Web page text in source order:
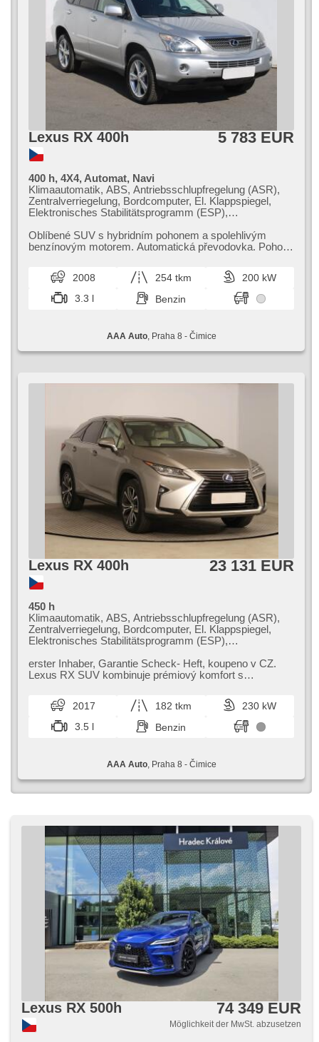
Fahrkamera, parkovací senzory přední, parkovací senzory
zadní, erfüllt 'EURO VI', Antrieb 4x4, Positionssitze,
Servolenkung, Vorderlichter LED, Scheibenwischersensor,
Lichtsensor, Reifendrucksensor, Sportfahrgestell,
Sportsitze, Tempomat, ventilovaná zadní sedadla,
Innenthermometer, volba jízdního režimu, beheizte Sitze,
vyhřívaná zadní sedadla, beheizte Lenkrad, Garantie, řazení
pádly pod volantem
Lexus RX 400h 5 783 EUR
400 h, 4X4, Automat, Navi
Klimaautomatik, ABS, Antriebsschlupfregelung (ASR),
Zentralverriegelung, Bordcomputer, El. Klappspiegel,
Elektronisches Stabilitätsprogramm (ESP),
Scheibenwischersensor, Anhängerkupplung,
Xenonscheinwerfer, 6x Airbag, Alarmanlage, El.
Servolenkung, El. Seitenscheiben, Dachträger,
Dachscheibe, Autoradio, Automatikgetriebe, Antrieb 4x4
Oblíbené SUV s hybridním pohonem a spolehlivým
benzínovým motorem. Automatická převodovka. Pohon
2008 254 tkm
200 kW
3.3 l
Benzin
AAA Auto, Praha 8 - Čimice
Lexus RX 400h 23 131 EUR
450 h
Klimaautomatik, ABS, Antriebsschlupfregelung (ASR),
Zentralverriegelung, Bordcomputer, El. Klappspiegel,
Elektronisches Stabilitätsprogramm (ESP),
Scheibenwischersensor, Reifendrucksensor, USB, El.
einstellbare Sitze, Uhr Spur, El. Spiegel, Servolenkung,
Automatikgetriebe, Antrieb 4x4
erster Inhaber,​ Garantie Scheck​- Heft,​ koupeno v CZ.
Lexus RX SUV kombinuje prémiový komfort s
2017 182 tkm
230 kW
3.5 l
Benzin
AAA Auto, Praha 8 - Čimice
Lexus RX 500h 74 349 EUR
Möglichkeit der MwSt. abzusetzen